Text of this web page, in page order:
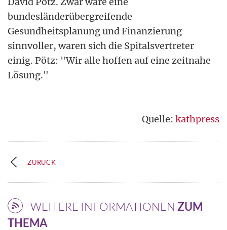
bundesländerübergreifende
Gesundheitsplanung und Finanzierung
sinnvoller, waren sich die Spitalsvertreter
einig. Pötz: "Wir alle hoffen auf eine zeitnahe
Lösung."
Quelle: kathpress
ZURÜCK
WEITERE INFORMATIONEN ZUM
THEMA